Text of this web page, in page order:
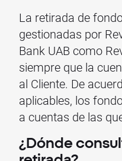
La retirada de
gestionadas por
Bank UAB como
siempre que la
al Cliente. De
aplicables, los
a cuentas de las
¿Dónde